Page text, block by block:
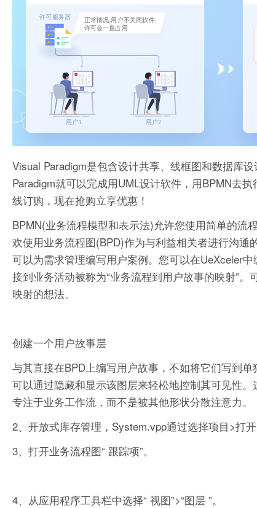
Visual Paradigm是包含设计共享、线框图和数据库
Paradigm就可以完成用UML设计软件，用BPMN去
线订购，现在抢购立享优惠！
BPMN(业务流程模型和表示法)允许您使用简单的流
欢使用业务流程图(BPD)作为与利益相关者进行沟通
可以为需求管理编写用户案例。您可以在UeXceler
接到业务活动被称为“业务流程到用户故事的映射”
映射的想法。
创建一个用户故事层
与其直接在BPD上编写用户故事，不如将它们写到
可以通过隐藏和显示该图层来轻松地控制其可见性
专注于业务工作流，而不是被其他形状分散注意力。
2、开放式库存管理，System.vpp通过选择项目>打
3、打开业务流程图“ 跟踪项”。
4、从应用程序工具栏中选择“ 视图”>“图层 ”。